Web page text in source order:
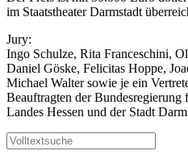
im Staatstheater Darmstadt
Jury:
Ingo Schulze, Rita Franceschini,
Daniel Göske, Felicitas Hoppe,
Michael Walter sowie je ein
Beauftragten der
Landes Hessen und der Stadt